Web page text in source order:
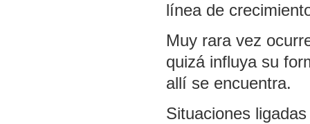
línea de
Muy rara vez
quizá influya su
allí se encuentra.
Situaciones